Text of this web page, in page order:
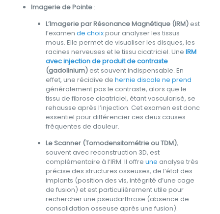
Imagerie de Pointe :
L’Imagerie par Résonance Magnétique (IRM) est
l’examen de choixpour analyser les tissus
mous. Elle permet de visualiser les disques, les
racines nerveuses et le tissu cicatriciel. Une IRM
avec injection de produit de contraste
(gadolinium) est souvent indispensable. En
effet, une récidive de hernie discale ne prend
généralement pas le contraste, alors que le
tissu de fibrose cicatriciel, étant vascularisé, se
rehausse après l’injection. Cet examen est donc
essentiel pour différencier ces deux causes
fréquentes de douleur.
Le Scanner (Tomodensitométrie ou TDM),
souvent avec reconstruction 3D, est
complémentaire à l’IRM. Il offre une analyse très
précise des structures osseuses, de l’état des
implants (position des vis, intégrité d’une cage
de fusion) et est particulièrement utile pour
rechercher une pseudarthrose (absence de
consolidation osseuse après une fusion).